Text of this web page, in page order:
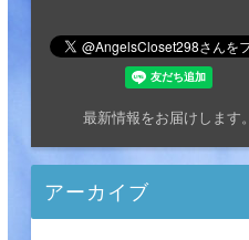
最新情報をお届けします。
アーカイブ